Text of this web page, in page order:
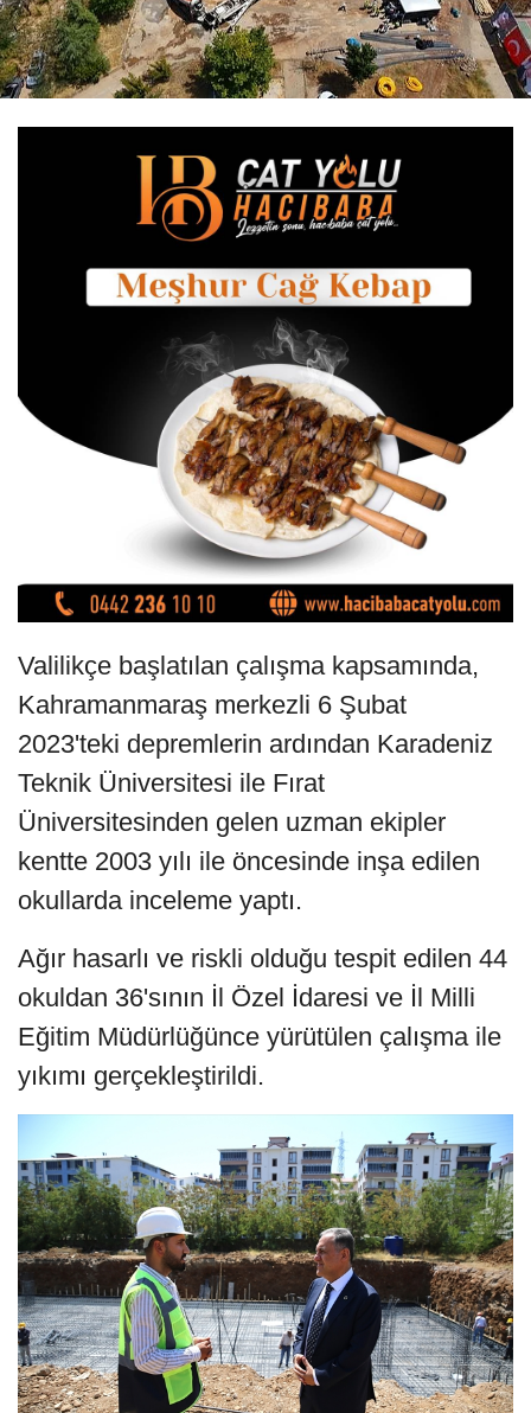
Valilikçe başlatılan çalışma kapsamında,
Kahramanmaraş merkezli 6 Şubat
2023'teki depremlerin ardından Karadeniz
Teknik Üniversitesi ile Fırat
Üniversitesinden gelen uzman ekipler
kentte 2003 yılı ile öncesinde inşa edilen
okullarda inceleme yaptı.
Ağır hasarlı ve riskli olduğu tespit edilen 44
okuldan 36'sının İl Özel İdaresi ve İl Milli
Eğitim Müdürlüğünce yürütülen çalışma ile
yıkımı gerçekleştirildi.